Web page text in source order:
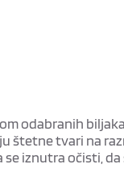
odabranih
tvari na
iznutra očisti,